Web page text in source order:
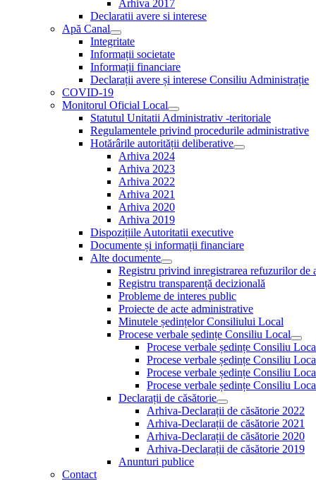
Arhiva 2017
Declaratii avere si interese
Apă Canal
Show
sub
menu
Integritate
Informații societate
Informații financiare
Declarații avere și interese Consiliu Administrație
COVID-19
Monitorul Oficial Local
Show
sub
menu
Statutul Unitatii Administrativ -teritoriale
Regulamentele privind procedurile administrative
Hotărârile autorității deliberative
Show
Arhiva 2024
Arhiva 2023
Arhiva 2022
Arhiva 2021
Arhiva 2020
Arhiva 2019
Dispozițiile Autoritatii executive
Documente și informații financiare
Alte documente
Show
sub
menu
Registru privind inregistrarea refuzurilor de
Registru transparență decizională
Probleme de interes public
Proiecte de acte administrative
Minutele ședințelor Consiliului Local
Procese verbale ședințe Consiliu Local
sub
Procese verbale ședințe Consiliu
Procese verbale ședințe Consiliu
Procese verbale ședințe Consiliu
Procese verbale ședințe Consiliu
Declarații de căsătorie
Show
sub
menu
Arhiva-Declarații de căsătorie 2022
Arhiva-Declarații de căsătorie 2021
Arhiva-Declarații de căsătorie 2020
Arhiva-Declarații de căsătorie 2019
Anunturi publice
Contact